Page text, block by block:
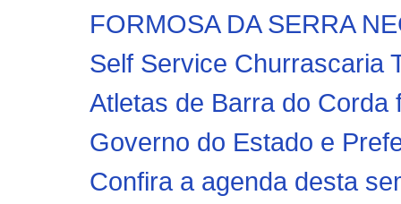
FORMOSA DA SERRA
Self Service Churrascaria
Atletas de Barra do Corda
Governo do Estado e
Confira a agenda desta